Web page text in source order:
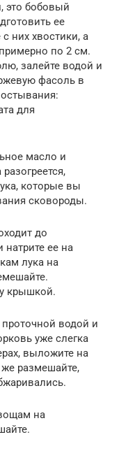
это бобовый
ее
них хвостики, а
по 2 см.
залейте водой и
фасоль в
для
масло и
которые вы
сковороды.
до
натрите ее на
лука на
крышкой.
водой и
уже слегка
выложите на
же размешайте,
на